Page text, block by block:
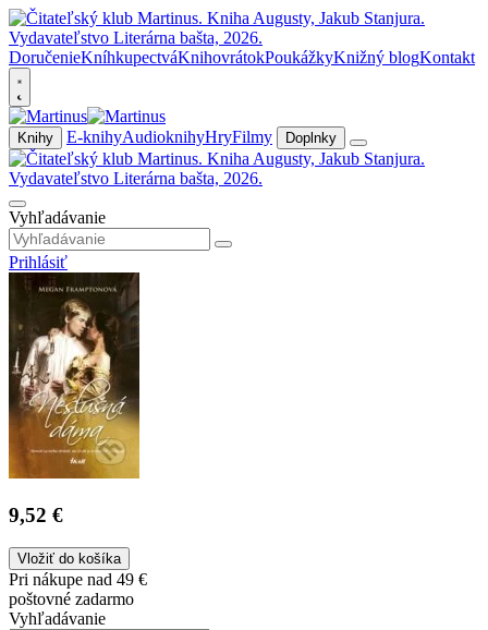
DoručenieKníhkupectváKnihovrátokPoukážkyKnižný blogKontakt
Knihy E-knihyAudioknihyHryFilmy Doplnky
Vyhľadávanie
Prihlásiť
9,52 €
Vložiť do košíka
Pri nákupe nad 49 €
poštovné zadarmo
Vyhľadávanie